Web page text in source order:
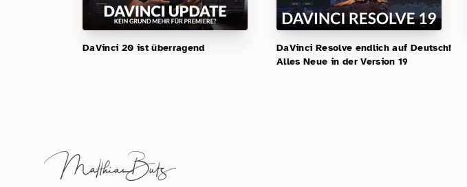
DaVinci 20 ist überragend
DaVinci Resolve endlich auf Deutsch!
Alles Neue in der Version 19